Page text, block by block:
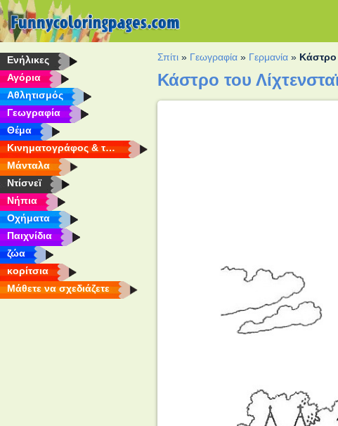
Eνήλικες
Αγόρια
Αθλητισμός
Γεωγραφία
Θέμα
Κινηματογράφος & τηλεόραση
Μάνταλα
Ντίσνεϊ
Νήπια
Οχήματα
Παιχνίδια
ζώα
κορίτσια
Μάθετε να σχεδιάζετε
Σπίτι » Γεωγραφία » Γερμανία » Κάστρο
Κάστρο του